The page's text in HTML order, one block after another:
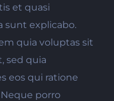
et quasi
sunt explicabo.
quia voluptas sit
sed quia
eos qui ratione
porro